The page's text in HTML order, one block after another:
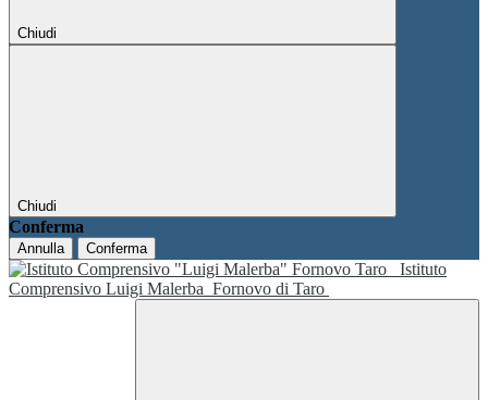
Chiudi
Chiudi
Conferma
Annulla Conferma
Istituto
Comprensivo Luigi Malerba Fornovo di Taro